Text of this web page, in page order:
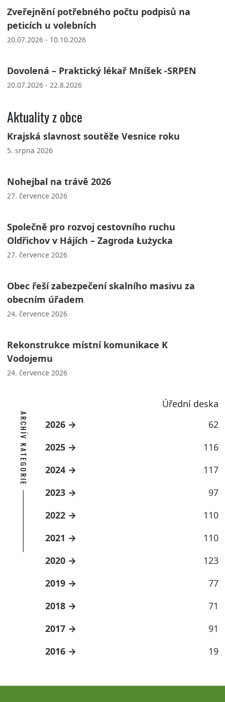
Zveřejnění potřebného počtu podpisů na
peticích u volebních
20.07.2026 - 10.10.2026
Dovolená – Praktický lékař Mníšek -SRPEN
20.07.2026 - 22.8.2026
Aktuality z obce
Krajská slavnost soutěže Vesnice roku
5. srpna 2026
Nohejbal na trávě 2026
27. července 2026
Společně pro rozvoj cestovního ruchu
Oldřichov v Hájích – Zagroda Łużycka
27. července 2026
Obec řeší zabezpečení skalního masivu za
obecním úřadem
24. července 2026
Rekonstrukce místní komunikace K
Vodojemu
24. července 2026
Úřední deska
ARCHÍV KATEGORIE 2026
62
2025
116
2024
117
2023
97
2022
110
2021
110
2020
123
2019
77
2018
71
2017
91
2016
19